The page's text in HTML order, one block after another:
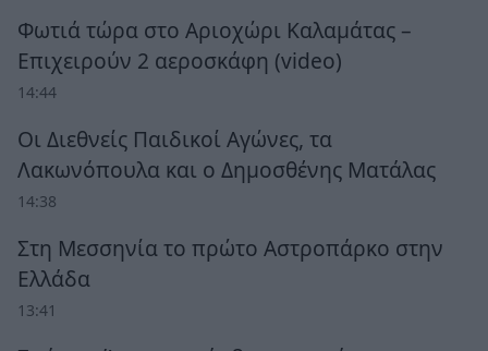
Φωτιά τώρα στο Αριοχώρι Καλαμάτας –
Επιχειρούν 2 αεροσκάφη (video)
14:44
Οι Διεθνείς Παιδικοί Αγώνες, τα
Λακωνόπουλα και ο Δημοσθένης Ματάλας
14:38
Στη Μεσσηνία το πρώτο Αστροπάρκο στην
Ελλάδα
13:41